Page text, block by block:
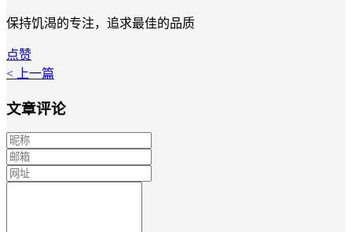
保持饥渴的专注，追求最佳的品质
点赞
< 上一篇
文章评论